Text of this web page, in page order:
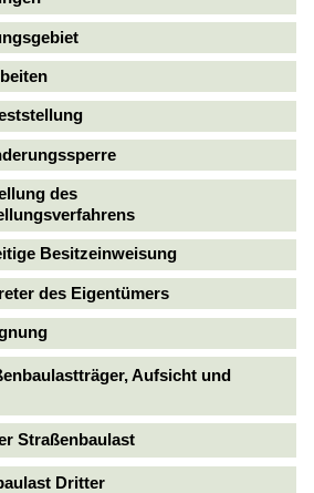
des
Besitzeinweisung
des Eigentümers
Aufsicht und
Straßenbaulast
Dritter